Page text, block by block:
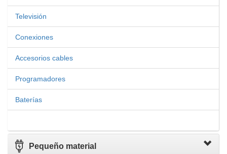
Televisión
Conexiones
Accesorios cables
Programadores
Baterías
Pequeño material